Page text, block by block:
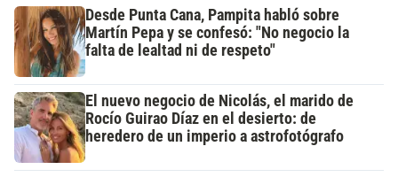
Desde Punta Cana, Pampita habló sobre
Martín Pepa y se confesó: "No negocio la
falta de lealtad ni de respeto"
El nuevo negocio de Nicolás, el marido de
Rocío Guirao Díaz en el desierto: de
heredero de un imperio a astrofotógrafo